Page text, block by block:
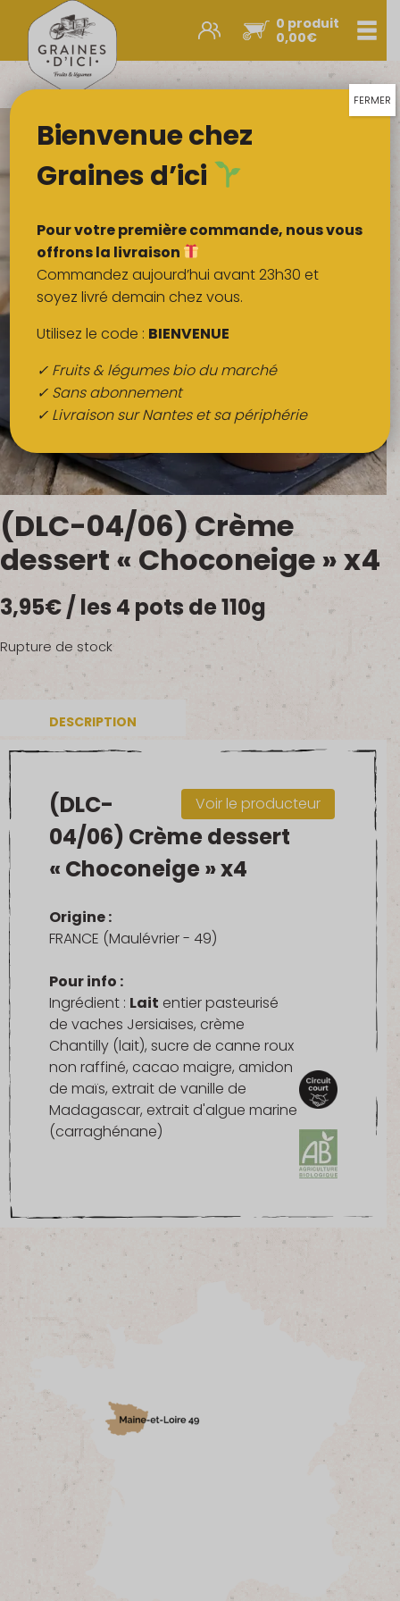
0 produit
0,00€
Promos et nouveautés
Légumes & œufs
Fruits
Viandes
Boulangerie
Crémerie
Poissons
Épicerie sucrée
Épices
Boissons
QUI SOMMES-NOUS ?
FRUITS BIO AU BUREAU
NOS PRODUCTEURS
NOS MARCHÉS
(DLC-04/06) Crème
dessert « Choconeige » x4
3,95€/ les 4 pots de 110g
Rupture de stock
DESCRIPTION
Voir le producteur
(DLC-
04/06) Crème dessert
« Choconeige » x4
Origine :
FRANCE (Maulévrier - 49)
Pour info :
Ingrédient : Lait entier pasteurisé
de vaches Jersiaises, crème
Chantilly (lait), sucre de canne roux
non raffiné, cacao maigre, amidon
de maïs, extrait de vanille de
Madagascar, extrait d'algue marine
(carraghénane)
Bienvenue chez
Graines d’ici
Pour votre première commande, nous vous
offrons la livraison
Commandez aujourd’hui avant 23h30 et
soyez livré demain chez vous.
Utilisez le code : BIENVENUE
✓ Fruits & légumes bio du marché
✓ Sans abonnement
✓ Livraison sur Nantes et sa périphérie
FERMER